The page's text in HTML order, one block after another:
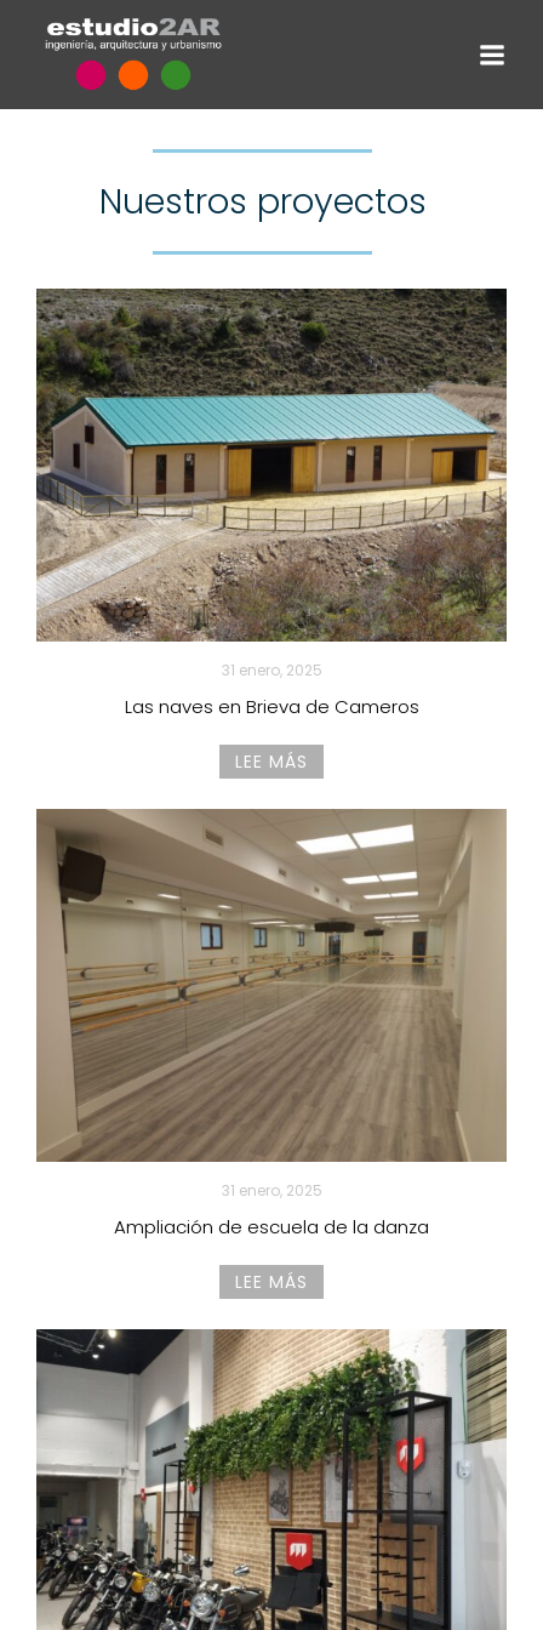
Nuestros proyectos
31 enero, 2025
Las naves en Brieva de Cameros
LEE MÁS
31 enero, 2025
Ampliación de escuela de la danza
LEE MÁS